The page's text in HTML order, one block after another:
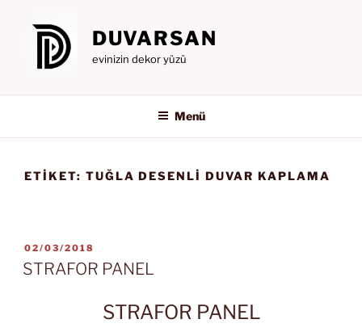
DUVARSAN
evinizin dekor yüzü
Menü
ETIKET: TUĞLA DESENLI DUVAR KAPLAMA
YAYIM
TARIHI
02/03/2018
STRAFOR PANEL
STRAFOR PANEL